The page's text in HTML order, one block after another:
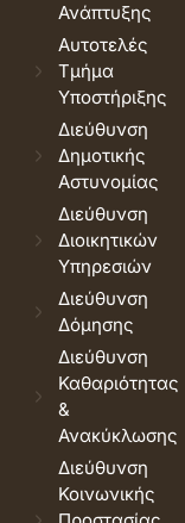
Ανάπτυξης
Αυτοτελές
Τμήμα
Υποστήριξης
Διεύθυνση
Δημοτικής
Αστυνομίας
Διεύθυνση
Διοικητικών
Υπηρεσιών
Διεύθυνση
Δόμησης
Διεύθυνση
Καθαριότητας
&
Ανακύκλωσης
Διεύθυνση
Κοινωνικής